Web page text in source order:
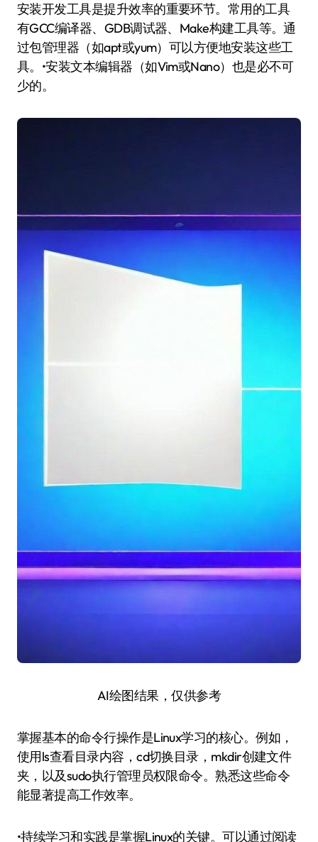
安装开发工具是提升效率的重要环节。常用的工具
有GCC编译器、GDB调试器、Make构建工具等。通
过包管理器（如apt或yum）可以方便地安装这些工
具。•安装文本编辑器（如Vim或Nano）也是必不可
少的。
AI绘图结果，仅供参考
掌握基本的命令行操作是Linux学习的核心。例如，
使用ls查看目录内容，cd切换目录，mkdir创建文件
夹，以及sudo执行管理员权限命令。熟悉这些命令
能显著提高工作效率。
•持续学习和实践是掌握Linux的关键。可以通过阅读